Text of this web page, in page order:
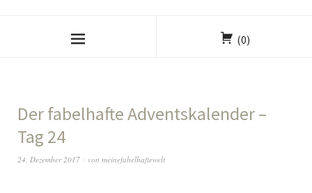
(0)
Der fabelhafte Adventskalender –
Tag 24
24. Dezember 2017 von meinefabelhaftewelt